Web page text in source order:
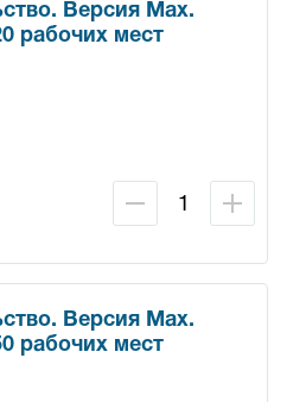
Версия Max.
рабочих мест
Версия Max.
рабочих мест